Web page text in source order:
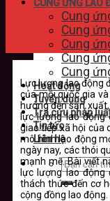
CUNG ỨNG LAO
Cung
Cung
Cung
Cung
Cung
Hoạt động
Tuyển dụng
Tra cứu pháp
Tin tức
Liên hệ
Lực lượng lao động
của mỗi quốc gia
hưởng đến sản
lực lượng lao động
giao tiếp xã hội của
mô hình lao động
ngày nay, các thói
mạnh mẽ. Bài viết
lực lượng lao
thách thức đến cơ
cộng đồng lao động.